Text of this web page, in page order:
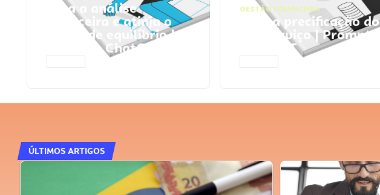
Faça a análise
financeira e atinja o
ponto de equilíbrio |
Prompts ChatGPT
GESTÃO FINANCEIRA
Faça a precificação do
seu serviço | Prompts
ChatGPT
ÚLTIMOS ARTIGOS